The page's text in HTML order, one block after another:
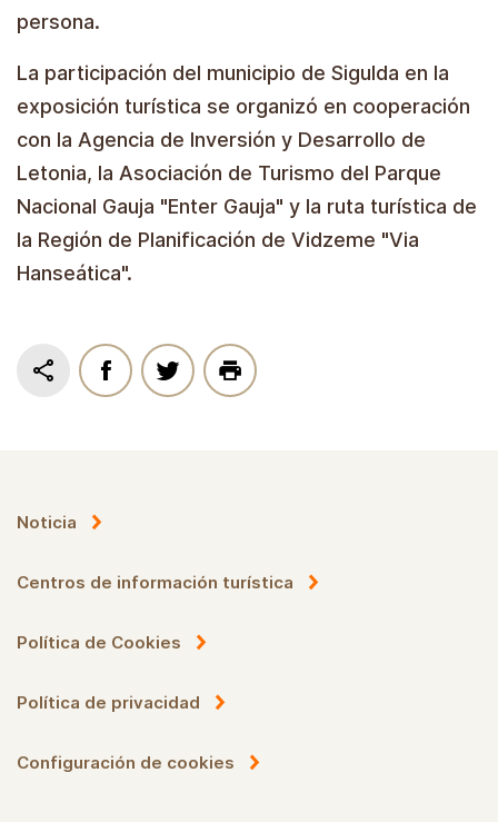
persona.
La participación del municipio de Sigulda en la
exposición turística se organizó en cooperación
con la Agencia de Inversión y Desarrollo de
Letonia, la Asociación de Turismo del Parque
Nacional Gauja "Enter Gauja" y la ruta turística de
la Región de Planificación de Vidzeme "Via
Hanseática".
Noticia
Centros de información turística
Política de Cookies
Política de privacidad
Configuración de cookies